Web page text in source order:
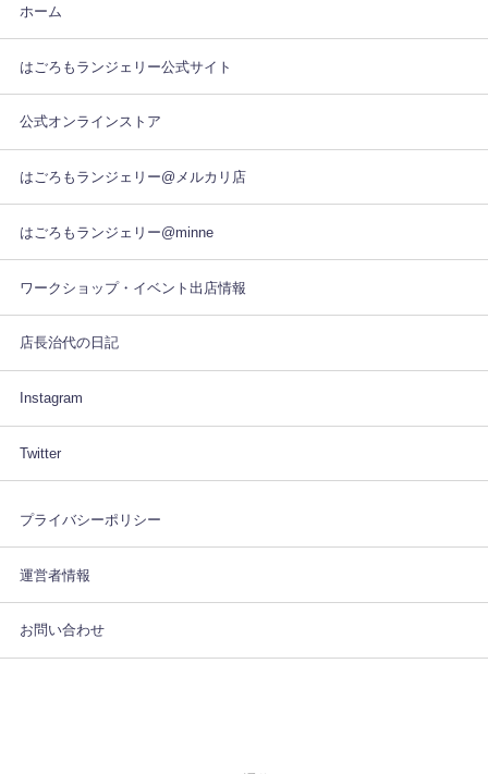
ホーム
はごろもランジェリー公式サイト
公式オンラインストア
はごろもランジェリー@メルカリ店
はごろもランジェリー@minne
ワークショップ・イベント出店情報
店長治代の日記
Instagram
Twitter
プライバシーポリシー
運営者情報
お問い合わせ